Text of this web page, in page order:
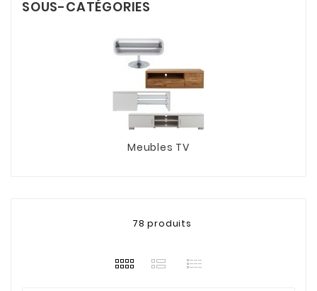
SOUS-CATÉGORIES
Meubles TV
78 produits